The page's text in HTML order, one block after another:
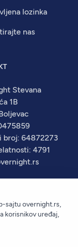
lozinka
nas
Stevana
1B
broj: 64872273
4791
sajtu overnight.rs,
korisnikov uređaj,